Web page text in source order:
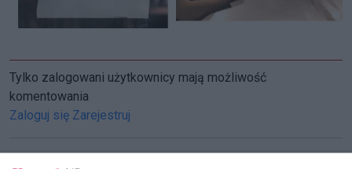
Tylko zalogowani użytkownicy mają możliwość
komentowania
Zaloguj się Zarejestruj